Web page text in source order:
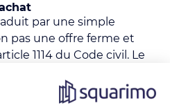
par une simple
pas une offre ferme et
1114 du Code civil. Le